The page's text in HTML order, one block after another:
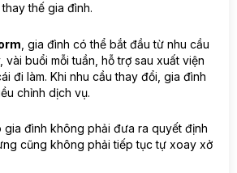
thế gia đình.
, gia đình có thể bắt đầu từ nhu cầu
vài buổi mỗi tuần, hỗ trợ sau xuất viện
đi làm. Khi nhu cầu thay đổi, gia đình
chỉnh dịch vụ.
gia đình không phải đưa ra quyết định
cũng không phải tiếp tục tự xoay xở